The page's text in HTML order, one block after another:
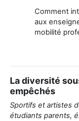
Comment
aux
mobilité
La diversité
empêchés
Sportifs et artistes
étudiants parents,